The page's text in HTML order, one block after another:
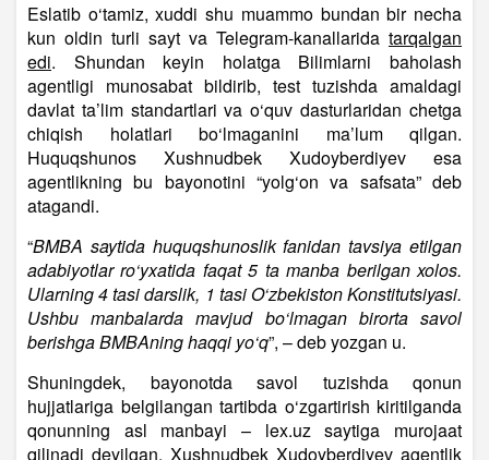
Eslatib o‘tamiz, xuddi shu muammo bundan bir necha
kun oldin turli sayt va Telegram-kanallarida tarqalgan
edi. Shundan keyin holatga Bilimlarni baholash
agentligi munosabat bildirib, test tuzishda amaldagi
davlat ta’lim standartlari va o‘quv dasturlaridan chetga
chiqish holatlari bo‘lmaganini ma’lum qilgan.
Huquqshunos Xushnudbek Xudoyberdiyev esa
agentlikning bu bayonotini “yolg‘on va safsata” deb
atagandi.
“BMBA saytida huquqshunoslik fanidan tavsiya etilgan
adabiyotlar ro‘yxatida faqat 5 ta manba berilgan xolos.
Ularning 4 tasi darslik, 1 tasi O‘zbekiston Konstitutsiyasi.
Ushbu manbalarda mavjud bo‘lmagan birorta savol
berishga BMBAning haqqi yo‘q”, – deb yozgan u.
Shuningdek, bayonotda savol tuzishda qonun
hujjatlariga belgilangan tartibda o‘zgartirish kiritilganda
qonunning asl manbayi – lex.uz saytiga murojaat
qilinadi deyilgan. Xushnudbek Xudoyberdiyev agentlik